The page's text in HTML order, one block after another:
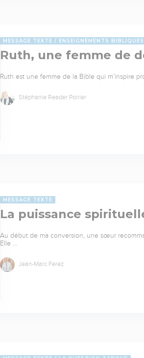
MESSAGE TEXTE ENSEIGNEMENTS BIBLIQUES
Ruth, une femme de
Ruth est une femme de la Bible qui m’inspire
Stéphanie Reader Poirier
MESSAGE TEXTE
La puissance
Au début de ma conversion, une sœur
Elle …
Jean-Marc Ferez